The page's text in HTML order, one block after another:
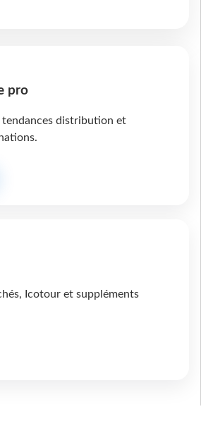
pro
tendances distribution et
Icotour et suppléments